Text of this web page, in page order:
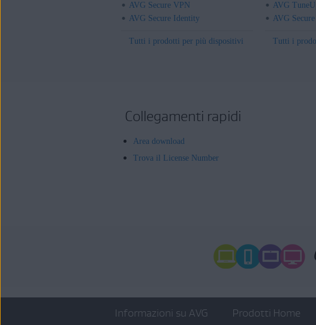
AVG Secure VPN
AVG Secure Identity
Tutti i prodotti per più dispositivi
AVG
AVG
Tutti i
Collegamenti rapidi
Area download
Trova il License Number
Informazioni su AVG Prodotti Home